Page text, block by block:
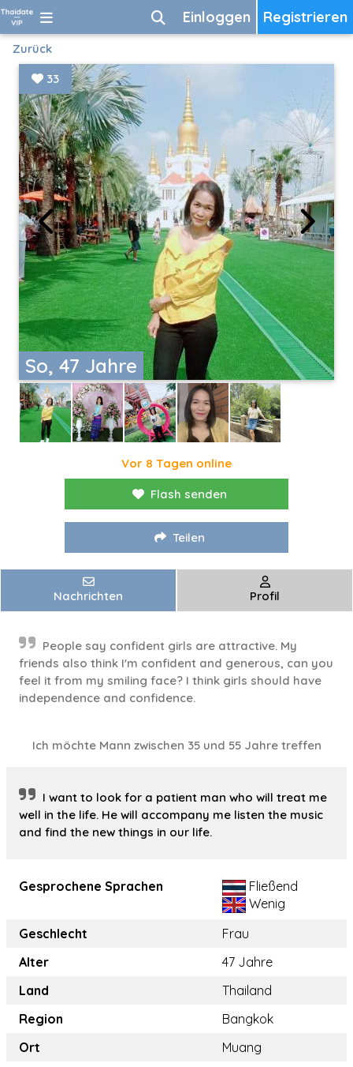
Registrieren
Einloggen
Zurück
So, 47 Jahre
33
Vor 8 Tagen online
Flash senden
Teilen
Nachrichten Profil
People say confident girls are attractive. My
friends also think I'm confident and generous, can you
feel it from my smiling face? I think girls should have
independence and confidence.
Ich möchte Mann zwischen 35 und 55 Jahre treffen
I want to look for a patient man who will treat me
well in the life. He will accompany me listen the music
and find the new things in our life.
Gesprochene Sprachen
Fließend
Wenig
Geschlecht
Frau
Alter
47 Jahre
Land
Thailand
Region
Bangkok
Ort
Muang